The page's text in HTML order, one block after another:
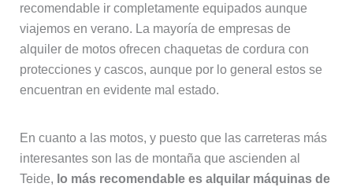
recomendable ir completamente equipados aunque
viajemos en verano. La mayoría de empresas de
alquiler de motos ofrecen chaquetas de cordura con
protecciones y cascos, aunque por lo general estos se
encuentran en evidente mal estado.
En cuanto a las motos, y puesto que las carreteras más
interesantes son las de montaña que ascienden al
Teide, lo más recomendable es alquilar máquinas de